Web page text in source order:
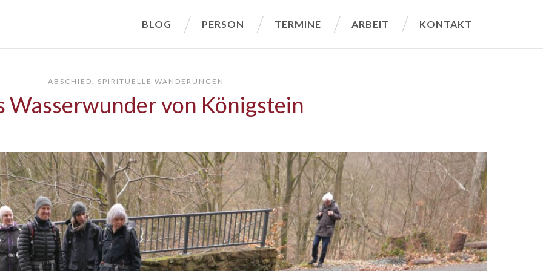
BLOG PERSON TERMINE ARBEIT KONTAKT
ABSCHIED, SPIRITUELLE WANDERUNGEN
Wasserwunder von Königstein